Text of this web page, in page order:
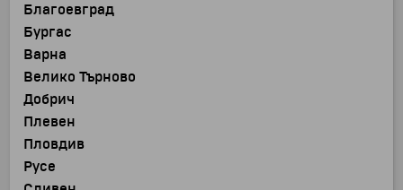
Благоевград
Бургас
Варна
Велико Търново
Добрич
Плевен
Пловдив
Русе